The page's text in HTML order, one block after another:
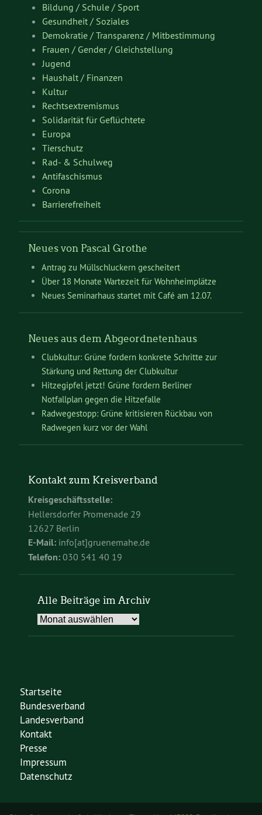
Bildung / Schule / Sport
Gesundheit / Soziales
Demokratie / Transparenz / Mitbestimmung
Frauen / Gender / Gleichstellung
Jugend
Haushalt / Finanzen
Kultur
Rechtsextremismus
Solidarität für Geflüchtete
Europa
Tierschutz
Rad- & Schulweg
Antifaschismus
Corona
Barrierefreiheit
Neues von Pascal Grothe
Antrag zu Müllschluckern gescheitert
Über 18 Monate Wartezeit für Wohnheimplätze
Neues Seminarhaus startet mit Café am 12.07.
Neues aus dem Abgeordnetenhaus
Clubkultur: Grüne fordern konkrete Schritte zur
Stärkung und Rettung der Clubkultur
Hitzegipfel jetzt! Grüne fordern Berliner
Notfallplan gegen die Hitzefalle
Radwegestopp: Grüne kritisieren Rückbau von
Radwegen kurz vor der Wahl
Kontakt zum Kreisverband
Kreisgeschäftsstelle:
Hellersdorfer Promenade 29
12627 Berlin
E-Mail: info[at]gruenemahe.de
Telefon: 030 541 40 19
Alle Beiträge im Archiv
Alle
Startseite
Bundesverband
Landesverband
Kontakt
Presse
Impressum
Datenschutz